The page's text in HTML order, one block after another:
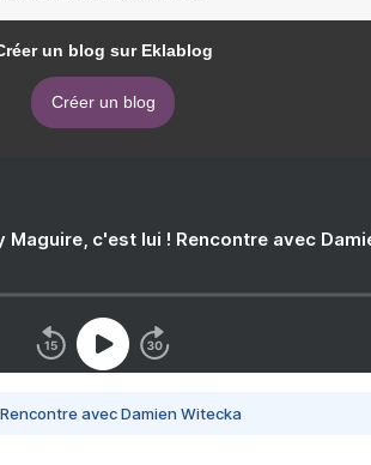
un blog sur Eklablog
Créer un blog
c'est lui ! Rencontre avec
avec Damien Witecka